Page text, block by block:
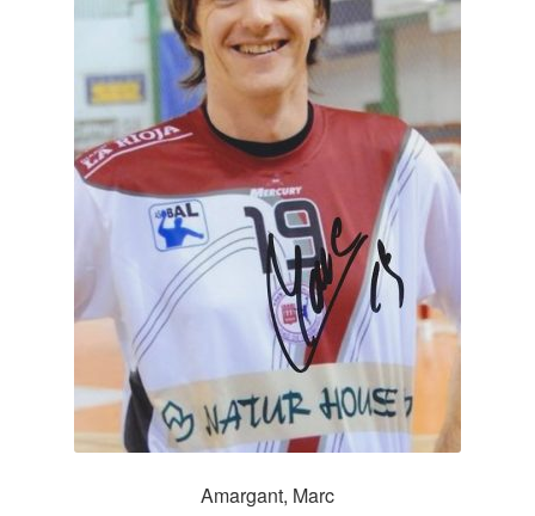
Amargant, Marc